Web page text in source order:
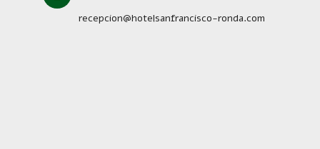
recepcion@hotelsanfrancisco-ronda.com